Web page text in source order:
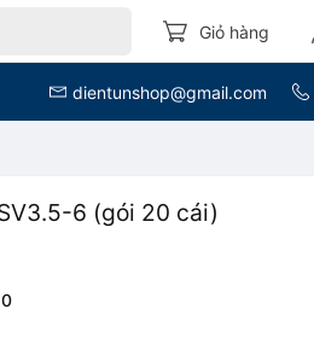
Giỏ hàng
dientunshop@gmail.com
6 (gói 20 cái)